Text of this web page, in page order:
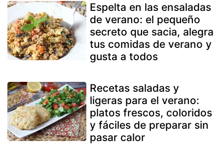
Espelta en las ensaladas
de verano: el pequeño
secreto que sacia, alegra
tus comidas de verano y
gusta a todos
Recetas saladas y
ligeras para el verano:
platos frescos, coloridos
y fáciles de preparar sin
pasar calor